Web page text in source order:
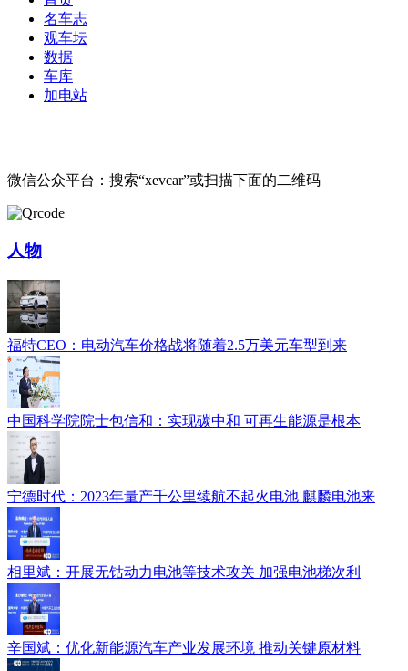
名车志
观车坛
数据
车库
加电站
微信公众平台：搜索“xevcar”或扫描下面的二维码
人物
福特CEO：电动汽车价格战将随着2.5万美元车型到来
中国科学院院士包信和：实现碳中和 可再生能源是根本
宁德时代：2023年量产千公里续航不起火电池 麒麟电池来
相里斌：开展无钴动力电池等技术攻关 加强电池梯次利
辛国斌：优化新能源汽车产业发展环境 推动关键原材料